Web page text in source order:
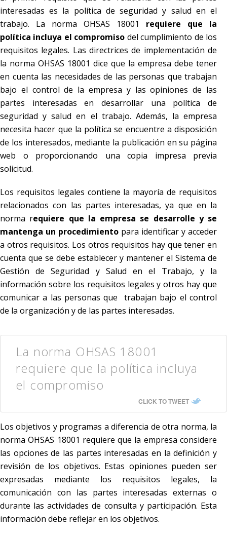
interesadas es la política de seguridad y salud en el
trabajo. La norma OHSAS 18001 requiere que la
política incluya el compromiso del cumplimiento de los
requisitos legales. Las directrices de implementación de
la norma OHSAS 18001 dice que la empresa debe tener
en cuenta las necesidades de las personas que trabajan
bajo el control de la empresa y las opiniones de las
partes interesadas en desarrollar una política de
seguridad y salud en el trabajo. Además, la empresa
necesita hacer que la política se encuentre a disposición
de los interesados, mediante la publicación en su página
web o proporcionando una copia impresa previa
solicitud.
Los requisitos legales contiene la mayoría de requisitos
relacionados con las partes interesadas, ya que en la
norma requiere que la empresa se desarrolle y se
mantenga un procedimiento para identificar y acceder
a otros requisitos. Los otros requisitos hay que tener en
cuenta que se debe establecer y mantener el Sistema de
Gestión de Seguridad y Salud en el Trabajo, y la
información sobre los requisitos legales y otros hay que
comunicar a las personas que trabajan bajo el control
de la organización y de las partes interesadas.
La norma OHSAS 18001
requiere que la política incluya
el compromiso
CLICK TO TWEET
Los objetivos y programas a diferencia de otra norma, la
norma OHSAS 18001 requiere que la empresa considere
las opciones de las partes interesadas en la definición y
revisión de los objetivos. Estas opiniones pueden ser
expresadas mediante los requisitos legales, la
comunicación con las partes interesadas externas o
durante las actividades de consulta y participación. Esta
información debe reflejar en los objetivos.